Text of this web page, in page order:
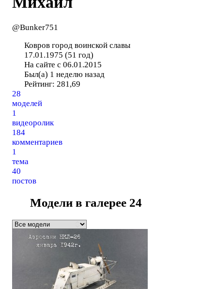
@Bunker751
Ковров город воинской славы
17.01.1975 (51 год)
На сайте с 06.01.2015
Был(а) 1 неделю назад
Рейтинг: 281,69
28
моделей
1
видеоролик
184
комментариев
1
тема
40
постов
Модели в галерее 24